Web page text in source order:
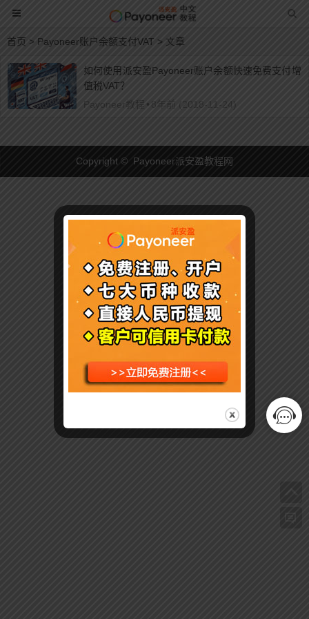
首页 > Payoneer账户余额支付VAT > 文章
如何使用派安盈Payoneer账户余额快速免费支付增
值税VAT？
Payoneer教程 • 8年前 (2018-11-24)
Copyright © Payoneer派安盈教程网